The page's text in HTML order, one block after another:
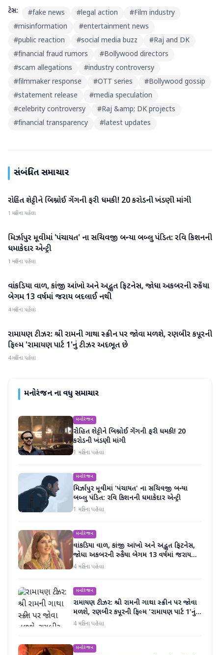
ટેગ્સ: #fake news #legal action #Film industry
#misinformation #entertainment news
#public reaction #social media buzz #Raj and DK
#financial fraud rumors #Bollywood directors
#scam allegations #industry controversy
#filmmaker response #OTT series #Bollywood gossip
#statement release #media speculation
#celebrity controversy #Raj &amp; DK projects
#financial transparency #latest updates
સંબંધિત સમાચાર
મનોરંજન
રોહિત શેટ્ટીને બિશ્નોઈ ગેંગની ફરી ધમકી! 20 કરોડની ખંડણી માંગી
1 મહિના પહેલા
મનોરંજન
મિર્ઝાપુર મૂવીમાં 'પંચાયત' ના સચિવજી બન્યા બબ્લુ પંડિત: રવિ કિશનની
ધમાકેદાર એન્ટ્રી
1 મહિના પહેલા
મનોરંજન
વાંકડિયા વાળ, કાંજી આંખો અને અદ્ભુત ફિટનેસ, જોધા અકબરની રુકૈયા
બેગમ 13 વર્ષમાં જરાય બદલાઈ નથી
4 મહિના પહેલા
મનોરંજન
રામાયણ ટીઝર: શ્રી રામની ગાથા સ્ક્રીન પર જોવા મળશે, રણબીર કપૂરની
ફિલ્મ 'રામાયણ પાર્ટ 1'નું ટીઝર અદભૂત છે
4 મહિના પહેલા
મનોરંજનના વધુ સમાચાર
મનોરંજન
રોહિત શેટ્ટીને બિશ્નોઈ ગેંગની ફરી ધમકી! 20
કરોડની ખંડણી માંગી
1 મહિના પહેલા
મનોરંજન
મિર્ઝાપુર મૂવીમાં 'પંચાયત' ના સચિવજી બન્યા
બબ્લુ પંડિત: રવિ કિશનની ધમાકેદાર એન્ટ્રી
1 મહિના પહેલા
મનોરંજન
વાંકડિયા વાળ, કાંજી આંખો અને અદ્ભુત ફિટનેસ,
જોધા અકબરની રુકૈયા બેગમ 13 વર્ષમાં જરાય
બદલાઈ નથી
4 મહિના પહેલા
મનોરંજન
રામાયણ ટીઝર: શ્રી રામની ગાથા સ્ક્રીન પર જોવા
મળશે, રણબીર કપૂરની ફિલ્મ 'રામાયણ પાર્ટ 1'નું
ટીઝર અદભૂત છે
4 મહિના પહેલા
મનોરંજન